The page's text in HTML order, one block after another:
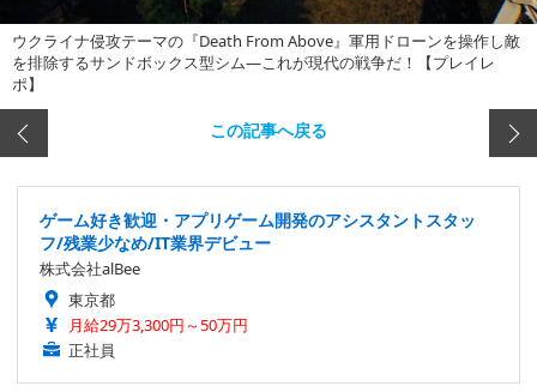
ウクライナ侵攻テーマの『Death From Above』軍用ドローンを操作し敵
を排除するサンドボックス型シム―これが現代の戦争だ！【プレイレ
ポ】
この記事へ戻る
ゲーム好き歓迎・アプリゲーム開発のアシスタントスタッ
フ/残業少なめ/IT業界デビュー
株式会社alBee
東京都
月給29万3,300円～50万円
正社員